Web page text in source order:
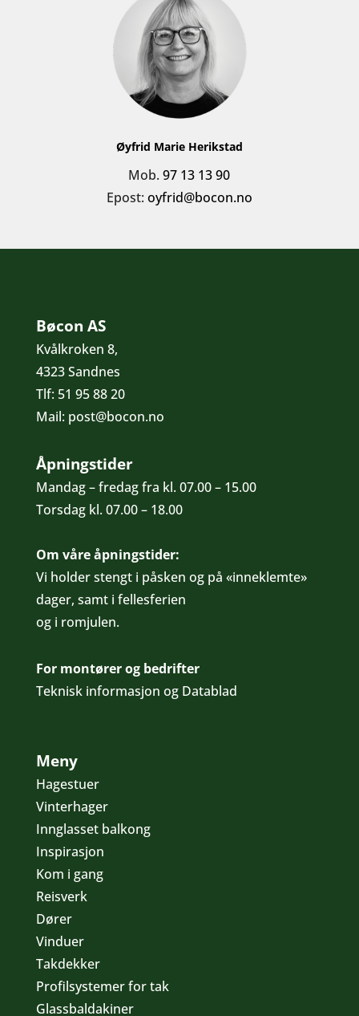
Øyfrid Marie Herikstad
Mob.97 13 13 90
Epost: oyfrid@bocon.no
Bøcon AS
Kvålkroken 8,
4323 Sandnes
Tlf: 51 95 88 20
Mail: post@bocon.no
Åpningstider
Mandag – fredag fra kl. 07.00 – 15.00
Torsdag kl. 07.00 – 18.00
Om våre åpningstider:
Vi holder stengt i påsken og på «inneklemte»
dager, samt i fellesferien
og i romjulen.
For montører og bedrifter
Teknisk informasjon og Datablad
Meny
Hagestuer
Vinterhager
Innglasset balkong
Inspirasjon
Kom i gang
Reisverk
Dører
Vinduer
Takdekker
Profilsystemer for tak
Glassbaldakiner